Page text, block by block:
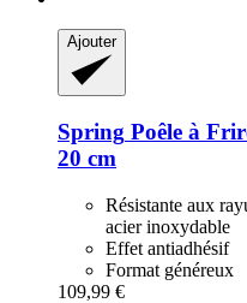
Ajouter
Spring Poêle à
20 cm
Résistante aux
acier inoxydable
Effet antiadhésif
Format généreux
109,99 €